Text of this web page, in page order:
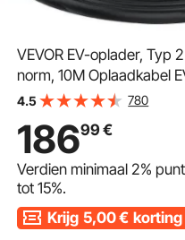
VEVOR EV-oplader, Typ
norm, 10M Oplaadkabel
pins Stekker, 3KW 250V
4.5 780
18699€
Verdien minimaal2%
tot15%.
Krijg 5,00€ korting